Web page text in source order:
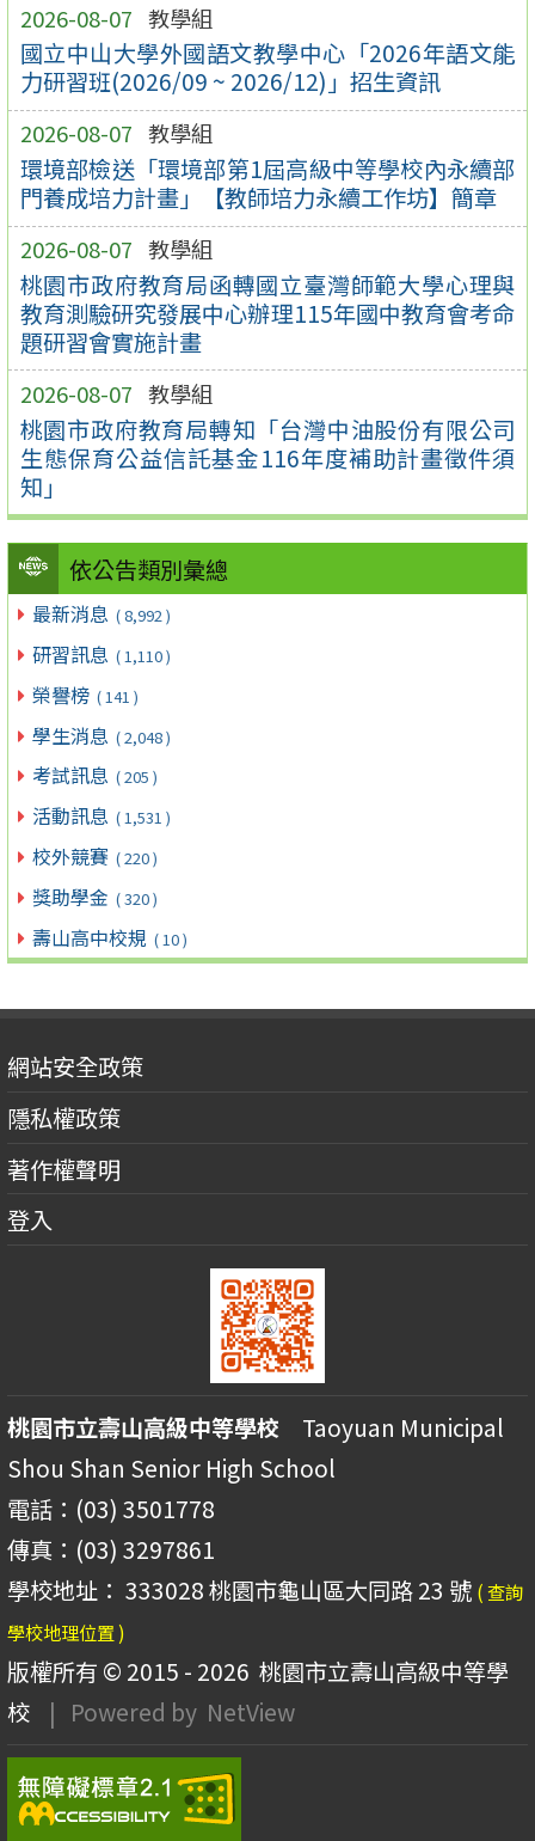
2026-08-07 教學組
國立中山大學外國語文教學中心「2026年語文能
力研習班(2026/09 ~ 2026/12)」招生資訊
2026-08-07 教學組
環境部檢送「環境部第1屆高級中等學校內永續部
門養成培力計畫」【教師培力永續工作坊】簡章
2026-08-07 教學組
桃園市政府教育局函轉國立臺灣師範大學心理與
教育測驗研究發展中心辦理115年國中教育會考命
題研習會實施計畫
2026-08-07 教學組
桃園市政府教育局轉知「台灣中油股份有限公司
生態保育公益信託基金116年度補助計畫徵件須
知」
依公告類別彙總
最新消息 ( 8,992 )
研習訊息 ( 1,110 )
榮譽榜 ( 141 )
學生消息 ( 2,048 )
考試訊息 ( 205 )
活動訊息 ( 1,531 )
校外競賽 ( 220 )
獎助學金 ( 320 )
壽山高中校規 ( 10 )
網站安全政策
隱私權政策
著作權聲明
登入
桃園市立壽山高級中等學校 Taoyuan Municipal
Shou Shan Senior High School
電話：(03) 3501778
傳真：(03) 3297861
學校地址： 333028 桃園市龜山區大同路 23 號 ( 查詢
學校地理位置 )
版權所有 © 2015 - 2026 桃園市立壽山高級中等學
校
| Powered by NetView